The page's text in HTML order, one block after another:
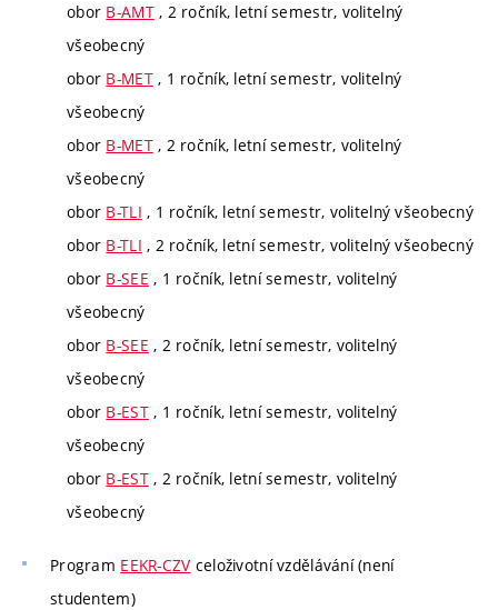
obor B-AMT, 2 ročník, letní semestr, volitelný
všeobecný
obor B-MET, 1 ročník, letní semestr, volitelný
všeobecný
obor B-MET, 2 ročník, letní semestr, volitelný
všeobecný
obor B-TLI , 1 ročník, letní semestr, volitelný všeobecný
obor B-TLI , 2 ročník, letní semestr, volitelný všeobecný
obor B-SEE , 1 ročník, letní semestr, volitelný
všeobecný
obor B-SEE , 2 ročník, letní semestr, volitelný
všeobecný
obor B-EST, 1 ročník, letní semestr, volitelný
všeobecný
obor B-EST, 2 ročník, letní semestr, volitelný
všeobecný
Program EEKR-CZV celoživotní vzdělávání (není
studentem)